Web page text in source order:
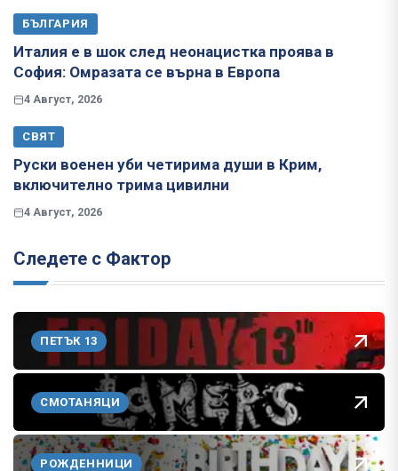
БЪЛГАРИЯ
Италия е в шок след неонацистка проява в
София: Омразата се върна в Европа
4 Август, 2026
СВЯТ
Руски военен уби четирима души в Крим,
включително трима цивилни
4 Август, 2026
Следете с Фактор
ПЕТЪК 13
СМОТАНЯЦИ
РОЖДЕННИЦИ